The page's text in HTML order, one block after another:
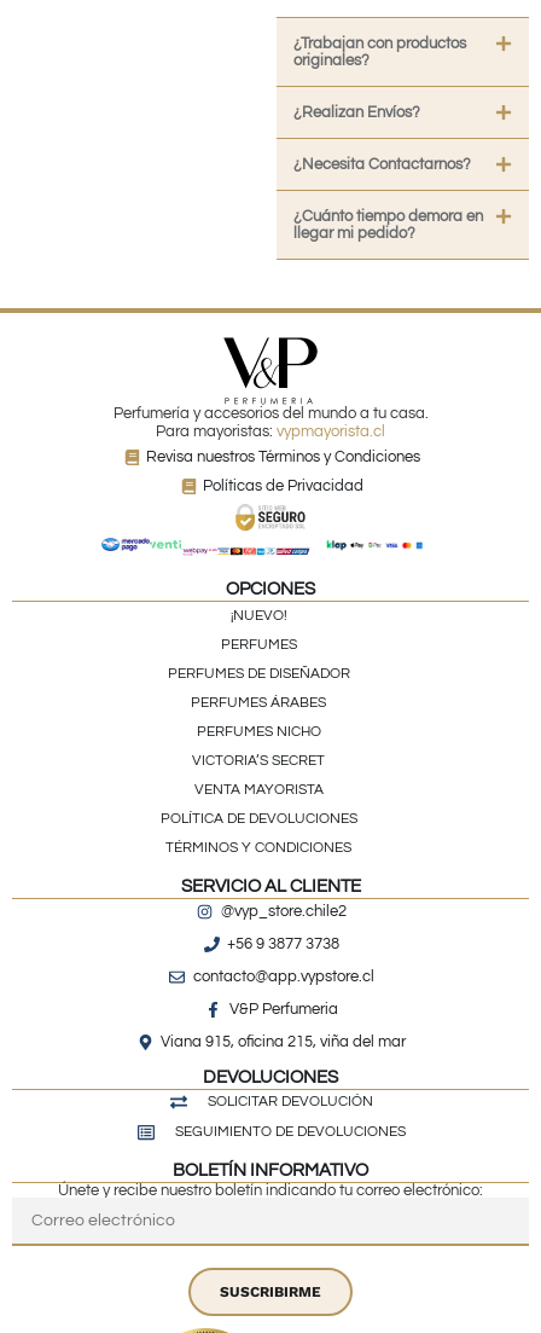
¿Trabajan con productos
originales?
¿Realizan Envíos?
¿Necesita Contactarnos?
¿Cuánto tiempo demora en
llegar mi pedido?
Perfumería y accesorios del mundo a tu casa.
Para mayoristas: vypmayorista.cl
Revisa nuestros Términos y Condiciones
Políticas de Privacidad
OPCIONES
¡NUEVO!
PERFUMES
PERFUMES DE DISEÑADOR
PERFUMES ÁRABES
PERFUMES NICHO
VICTORIA’S SECRET
VENTA MAYORISTA
POLÍTICA DE DEVOLUCIONES
TÉRMINOS Y CONDICIONES
SERVICIO AL CLIENTE
@vyp_store.chile2
+56 9 3877 3738
contacto@app.vypstore.cl
V&P Perfumeria
Viana 915, oficina 215, viña del mar
DEVOLUCIONES
SOLICITAR DEVOLUCIÓN
SEGUIMIENTO DE DEVOLUCIONES
BOLETÍN INFORMATIVO
Únete y recibe nuestro boletín indicando tu correo electrónico:
SUSCRIBIRME